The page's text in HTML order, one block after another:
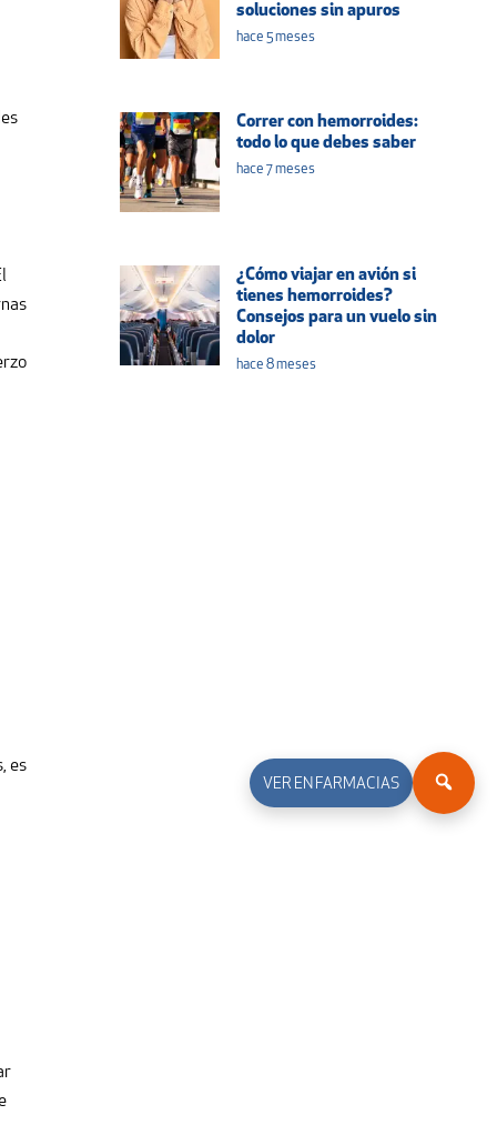
es
soluciones sin apuros
hace 5 meses
Correr con hemorroides:
todo lo que debes saber
hace 7 meses
¿Cómo viajar en avión si
tienes hemorroides?
Consejos para un vuelo sin
dolor
hace 8 meses
VER EN FARMACIAS